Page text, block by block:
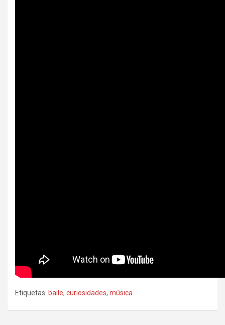
Etiquetas: baile, curiosidades, música